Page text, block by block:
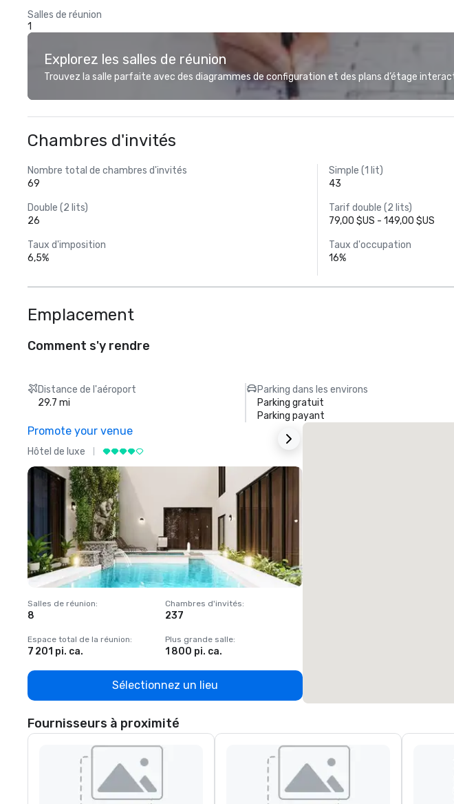
Salles de réunion
1
Explorez les salles de réunion
Trouvez la salle parfaite avec des diagrammes de configuration et des plans d’étage
Chambres d'invités
Nombre total de chambres d'invités
69
Simple (1 lit)
43
Double (2 lits)
26
Tarif double (2 lits)
79,00 $US - 149,00 $US
Taux d'imposition
6,5%
Taux d'occupation
16%
Emplacement
Comment s'y rendre
Distance de l'aéroport
29.7 mi
Parking dans les environs
Parking gratuit
Parking payant
Promote your venue
Hôtel de luxe
Salles de réunion:
8
Chambres d'invités:
237
Espace total de la réunion:
7 201 pi. ca.
Plus grande salle:
1 800 pi. ca.
Sélectionnez un lieu
Fournisseurs à proximité